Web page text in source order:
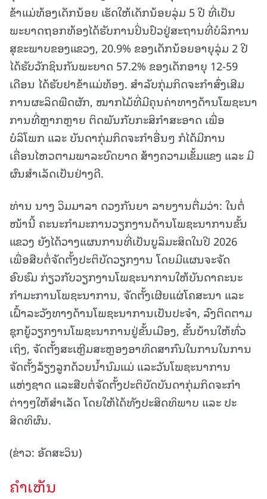
ຂ້າແມ່ທ້ອງເດັກນ້ອຍ ເຮັດໃຫ້ເດັກນ້ອຍລຸ່ມ 5 ປີ ທີ່ເປັນ
ພະຍາດຖອກທ້ອງໄດ້ຮັບການປິ່ນປົວຢູ່ສະຖານທີ່ບໍລິການ
ສຸຂະພາບຂອງແຂວງ, 20.9% ຂອງເດັກນ້ອຍອາຍຸລຸ່ມ 2 ປີ
ໄດ້ຮັບວັກຊິນກັນພະຍາດ 57.2% ຂອງເດັກອາຍຸ 12-59
ເດືອນ ໄດ້ຮັບຢາຂ້າແມ່ທ້ອງ. ສຳລັບກຸ່ມກິດຈະກຳສົ່ງເສີມ
ການຜະລິດພືດຜັກ, ໝາກໄມ້ທີ່ມີຄຸນຄ່າທາງດ້ານໂພຊະນາ
ການທີ່ຫຼາກຫຼາຍ ຕິດພັນກັບກະສິກຳສະອາດ ເພື່ອ
ບໍລິໂພກ ແລະ ບັນດາກຸ່ມກິດຈະກຳອື່ນໆ ກໍໄດ້ມີການ
ເຄື່ອນໄຫວຕາມພາລະບົດບາດ ສ້າງຄວາມເຂັ້ມແຂງ ແລະ ມີ
ຜົນສຳເລັດເປັນຢ່າງດີ.
ທ່ານ ນາງ ວິມມາລາ ດວງກັນຍາ ລາຍງານຕື່ມວ່າ: ໃນຕໍ່
ໜ້ານີ້ ຄະນະກຳມະການວຽກງານດ້ານໂພຊະນາການຂັ້ນ
ແຂວງ ຍັງໄດ້ວາງແຜນການທີ່ເປັນບູລິມະສິດໃນປີ 2026
ເພື່ອສືບຕໍ່ຈັດຕັ້ງປະຕິບັດວຽກງານ ໂດຍມີແຜນຈະຈັດ
ອົບຮົມ ກ່ຽວກັບວຽກງານໂພຊະນາການໃຫ້ບັນດາຄະນະ
ກຳມະການໂພຊະນາການ, ຈັດຕັ້ງເຜີຍແຜ່ໂຄສະນາ ແລະ
ເຝົ້າລະວັງທາງດ້ານໂພຊະນາການເປັນປະຈຳ, ລົງຕິດຕາມ
ຊຸກຍູ້ວຽກງານໂພຊະນາການຢູ່ຂັ້ນເມືອງ, ຂັ້ນບ້ານໃຫ້ທົ່ວ
ເຖິງ, ຈັດຕັ້ງສະເຫຼີມສະຫຼອງອາທິດສາກົນໃນການໃນການ
ຈັດຕັ້ງລ້ຽງລູກດ້ວຍນ້ຳນົມແມ່ ແລະວັນໂພຊະນາການ
ແຫ່ງຊາດ ແລະສືບຕໍ່ຈັດຕັ້ງປະຕິບັດບັນດາກຸ່ມກິດຈະກຳ
ຕ່າງໆໃຫ້ສຳເລັດ ໂດຍໃຫ້ໄດ້ທັງປະສິດທິພາບ ແລະ ປະ
ສິດທິຜົນ.
(ຂ່າວ: ອັດສະວິນ)
ຄໍາເຫັນ